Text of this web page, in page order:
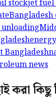
stockjet fuel
Bangladesh
news
করা